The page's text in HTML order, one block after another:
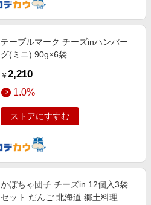
テーブルマーク チーズinハンバー
グ(ミニ) 90g×6袋
￥ 2,210
1.0%
ストアにすすむ
かぼちゃ団子 チーズin 12個入3袋
セット だんご 北海道 郷土料理 団